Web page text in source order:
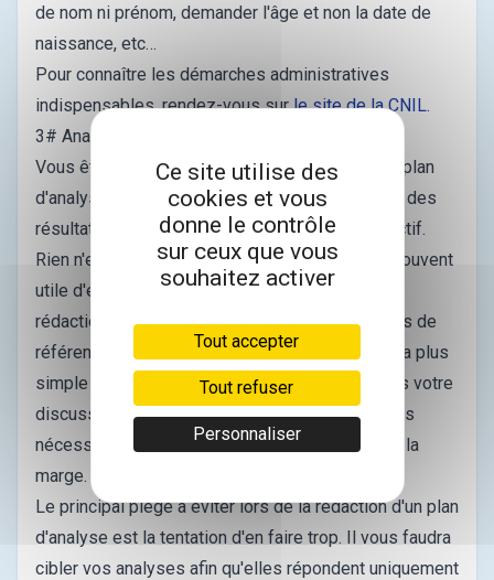
de nom ni prénom, demander l'âge et non la date de
naissance, etc…
Pour connaître les démarches administratives
indispensables, rendez-vous surle site de la CNIL.
3# Analyser vos données
Vous êtes nombreux à redouter cette étape. Le plan
d'analyse statistique nécessaire à la production des
résultats n'est que l'application stricte de l'objectif.
Rien n'est donc inventé à ce stade. Il est donc souvent
utile d'écrire ce plan d'analyse au moment de la
rédaction des objectifs. Si vous avez vos études de
référence, réutilisez leur plan d'analyse ! Ce sera plus
simple et vous pourrez ainsi vous y référer dans votre
discussion. Quelques ajustements seront parfois
nécessaires suite au recueil mais uniquement à la
marge.
Le principal piège à éviter lors de la rédaction d'un plan
d'analyse est la tentation d'en faire trop. Il vous faudra
cibler vos analyses afin qu'elles répondent uniquement
Ce site utilise des
cookies et vous
donne le contrôle
sur ceux que vous
souhaitez activer
Tout accepter
Tout refuser
Personnaliser